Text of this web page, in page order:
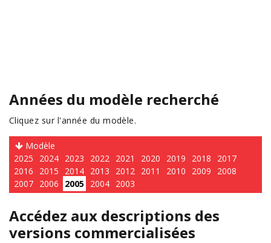
Années du modèle recherché
Cliquez sur l'année du modèle.
Modèle
2025
2024 2023 2022 2021 2020 2019 2018
2017
2016
2015 2014 2013 2012 2011 2010 2009
2008
2007 2006 2005 2004 2003
Accédez aux descriptions des
versions commercialisées